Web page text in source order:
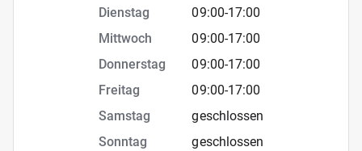
Dienstag
09:00-17:00
Mittwoch
09:00-17:00
Donnerstag
09:00-17:00
Freitag
09:00-17:00
Samstag
geschlossen
Sonntag
geschlossen